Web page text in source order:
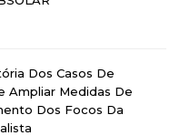
Dos Casos De
Ampliar Medidas De
Dos Focos Da